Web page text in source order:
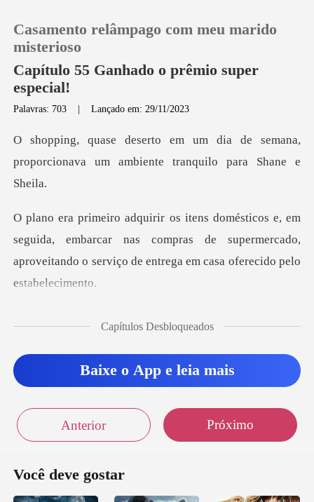
Loja
Histórico
Sair
Baixar App
Casamento relâmpago com meu marido
misterioso
Capítulo 55 Ganhado o prêmio super
especial!
Palavras: 703 |Lançado em: 29/11/2023
a de semana,
proporcionava um ambi
uida, embarcar nas compras de supermercado,
aproveitando o
Capítulos Desbloqueados
Baixe o App e leia mais
Anterior Próximo
Você deve gostar